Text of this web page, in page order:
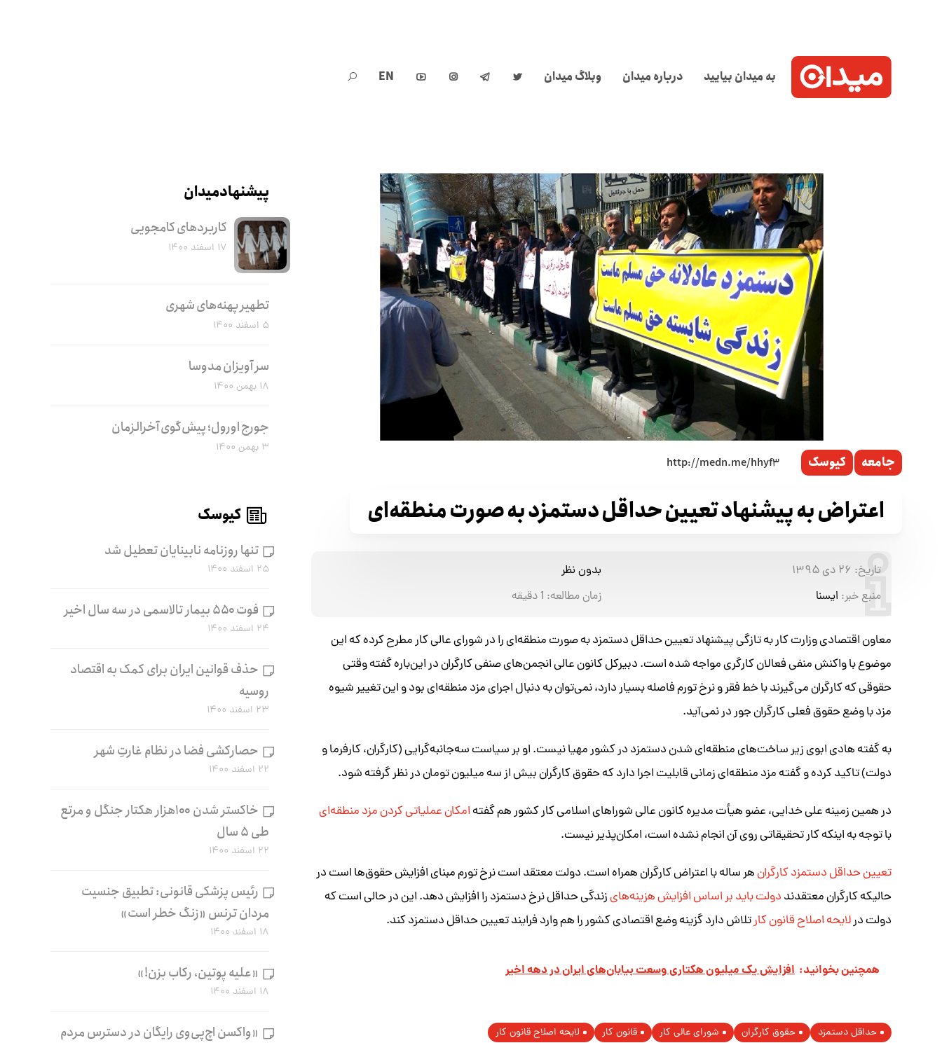
به میدان بیایید درباره میدان وبلاگ میدان 



EN

جامعه کیوسک
اعتراض به پیشنهاد تعیین حداقل دستمزد به صورت منطقه‌ای
تاریخ: ۲۶ دی ۱۳۹۵
بدون نظر
منبع خبر: ایسنا زمان مطالعه: 1دقیقه
معاون اقتصادی وزارت کار به تازگی پیشنهاد تعیین حداقل دستمزد به صورت منطقه‌ای را در شورای عالی کار مطرح کرده که این
موضوع با واکنش منفی فعالان کارگری مواجه شده است. دبیرکل کانون عالی انجمن‌های صنفی کارگران در این‌باره گفته وقتی
حقوقی که کارگران می‌گیرند با خط فقر و نرخ تورم فاصله بسیار دارد، نمی‌توان به دنبال اجرای مزد منطقه‌ای بود و این تغییر شیوه
مزد با وضع حقوق فعلی کارگران جور در نمی‌آید.
به گفته هادی ابوی زیر ساخت‌های منطقه‌ای شدن دستمزد در کشور مهیا نیست. او بر سیاست سه‌جانبه‌گرایی (کارگران، کارفرما و
دولت) تاکید کرده و گفته مزد منطقه‌ای زمانی قابلیت اجرا دارد که حقوق کارگران بیش از سه میلیون تومان در نظر گرفته شود.
در همین زمینه علی خدایی، عضو هیأت مدیره کانون عالی شوراهای اسلامی کار کشور هم گفتهامکان عملیاتی کردن مزد منطقه‌ای
با توجه به اینکه کار تحقیقاتی روی آن انجام نشده است، امکان‌پذیر نیست.
تعیین حداقل دستمزد کارگرانهر ساله با اعتراض کارگران همراه است. دولت معتقد است نرخ تورم مبنای افزایش حقوق‌ها است در
حالیکه کارگران معتقدنددولت باید بر اساس افزایش هزینه‌هایزندگی حداقل نرخ دستمزد را افزایش دهد. این در حالی است که
دولت درلایحه اصلاح قانون کارتلاش دارد گزینه وضع اقتصادی کشور را هم وارد فرایند تعیین حداقل دستمزد کند.
همچنین بخوانید: افزایش یک میلیون هکتاری وسعت بیابان‌های ایران در دهه اخیر
حداقل دستمزد حقوق کارگران شورای عالی کار قانون کار لایحه اصلاح قانون کار
پیشنهاد میدان
کاربرد‌های کامجویی
۱۷ اسفند ۱۴۰۰
تطهیر پهنه‌های شهری
۵ اسفند ۱۴۰۰
سر آویزان مدوسا
۱۸ بهمن ۱۴۰۰
جورج اورول؛ پیش‌گوی آخرالزمان
۳ بهمن ۱۴۰۰
کیوسک
تنها روزنامه نابینایان تعطیل شد
۲۵ اسفند ۱۴۰۰
فوت ۵۵۰ بیمار تالاسمی در سه سال اخیر
۲۴ اسفند ۱۴۰۰
حذف قوانین ایران برای کمک به اقتصاد
روسیه
۲۳ اسفند ۱۴۰۰
حصارکشی فضا در نظام غارتِ شهر
۲۲ اسفند ۱۴۰۰
خاکستر شدن ۱۰۰هزار هکتار جنگل و مرتع
طی ۵ سال
۲۲ اسفند ۱۴۰۰
رئیس پزشکی قانونی: تطبیق جنسیت
مردان ترنس «زنگ خطر است»
۱۸ اسفند ۱۴۰۰
«علیه پوتین، رکاب بزن!»
۱۸ اسفند ۱۴۰۰
«واکسن اچ‌پی‌وی رایگان در دسترس مردم